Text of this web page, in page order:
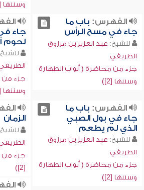
وسننها
الفهرس: باب ما
جاء في مسح الرأس
للشيخ: عبد العزيز بن مرزوق
الطريفي
جزء من محاضرة ( أبواب الطهارة
وسننها [2])
جاء
لحوم
جزء من
وسننها
الفهرس: باب ما
جاء في بول الصبي
الذي لم يطعم
للشيخ: عبد العزيز بن مرزوق
الطريفي
جزء من محاضرة ( أبواب الطهارة
وسننها [2])
الزمان
جزء من
[2])